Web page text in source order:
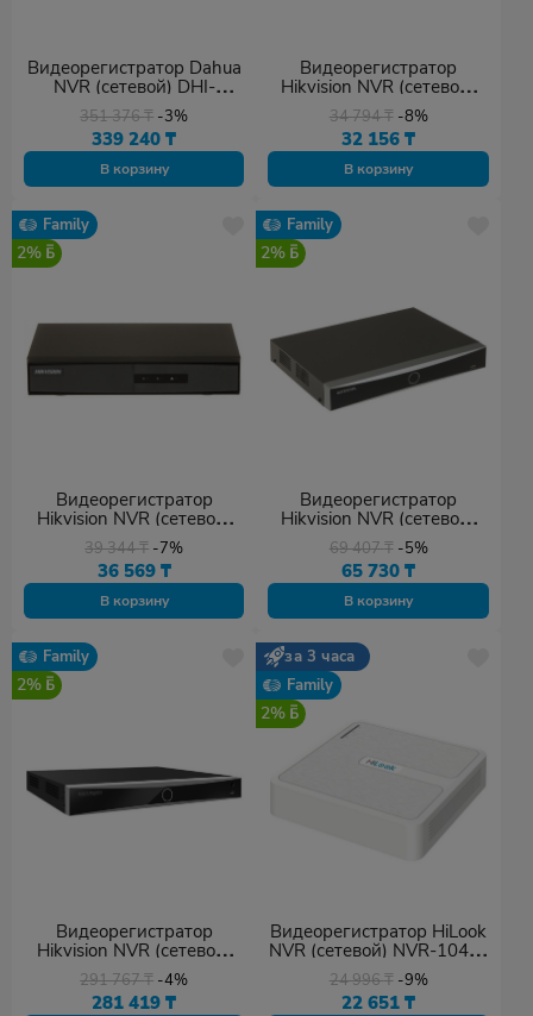
Видеорегистратор Dahua
NVR (сетевой) DHI-
NVR4832-EI
351 376₸ -3%
339 240₸
В корзину
Видеорегистратор
Hikvision NVR (сетевой)
DS-7104NI-Q1(D)
34 794₸ -8%
32 156₸
В корзину
Family
2%
Видеорегистратор
Hikvision NVR (сетевой)
DS-7104NI-Q1/M(D)
39 344₸ -7%
36 569 ₸
В корзину
Family
2%
Видеорегистратор
Hikvision NVR (сетевой)
DS-7604NXI-K1(B)
69 407₸ -5%
65 730₸
В корзину
Family
2%
Видеорегистратор
Hikvision NVR (сетевой)
DS-7732NXI-K4(D)
291 767₸ -4%
281 419₸
за 3 часа
Family
2%
Видеорегистратор HiLook
NVR (сетевой) NVR-104H-
D(D)
24 996₸ -9%
22 651₸